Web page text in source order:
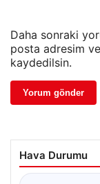
Daha sonraki
posta adresim
kaydedilsin.
Hava Durumu